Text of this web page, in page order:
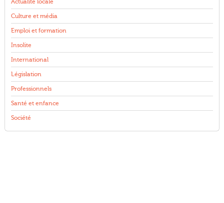
Actualité locale
Culture et média
Emploi et formation
Insolite
International
Législation
Professionnels
Santé et enfance
Société